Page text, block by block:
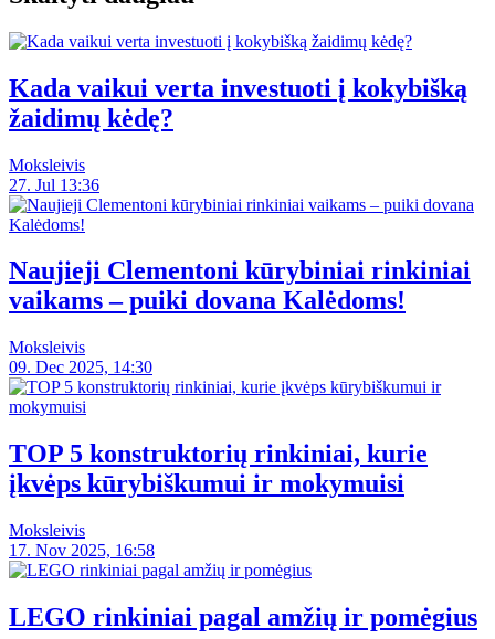
Kada vaikui verta investuoti į kokybišką
žaidimų kėdę?
Moksleivis
27. Jul 13:36
Naujieji Clementoni kūrybiniai rinkiniai
vaikams – puiki dovana Kalėdoms!
Moksleivis
09. Dec 2025, 14:30
TOP 5 konstruktorių rinkiniai, kurie
įkvėps kūrybiškumui ir mokymuisi
Moksleivis
17. Nov 2025, 16:58
LEGO rinkiniai pagal amžių ir pomėgius